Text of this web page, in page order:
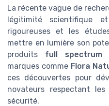
La récente vague de
légitimité scientifique
rigoureuses et les
mettre en lumière son
produits full spectrum
marques comme Flora
ces découvertes pour
novateurs respectant
sécurité.